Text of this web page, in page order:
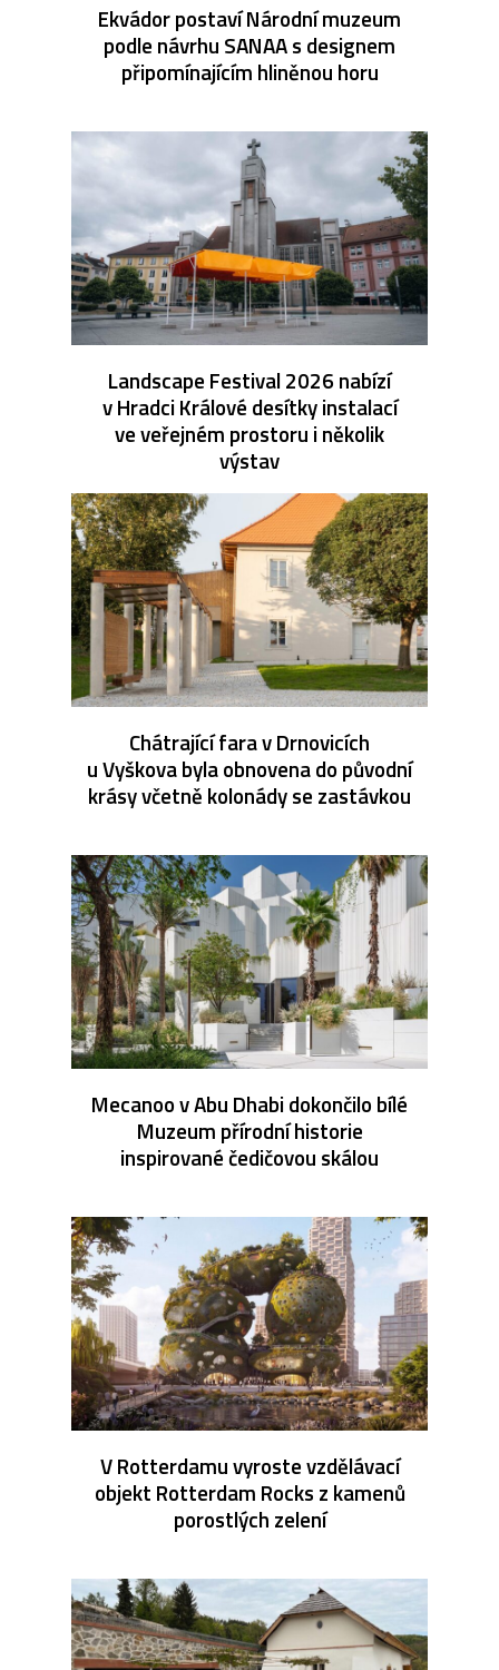
Ekvádor postaví Národní muzeum
podle návrhu SANAA s designem
připomínajícím hliněnou horu
Landscape Festival 2026 nabízí
v Hradci Králové desítky instalací
ve veřejném prostoru i několik
výstav
Chátrající fara v Drnovicích
u Vyškova byla obnovena do původní
krásy včetně kolonády se zastávkou
Mecanoo v Abu Dhabi dokončilo bílé
Muzeum přírodní historie
inspirované čedičovou skálou
V Rotterdamu vyroste vzdělávací
objekt Rotterdam Rocks z kamenů
porostlých zelení